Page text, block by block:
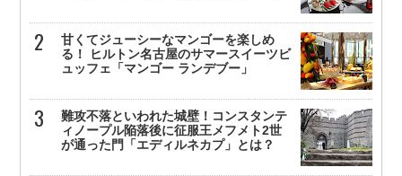
甘くてジューシーなマンゴーを楽しめ
る！ ヒルトン名古屋のサマースイーツビ
ュッフェ「マンゴー ランデブー」
難攻不落といわれた城壁！コンスタンテ
ィノープル陥落後に征服王メフメト2世
が通った門「エディルネカプ」とは？